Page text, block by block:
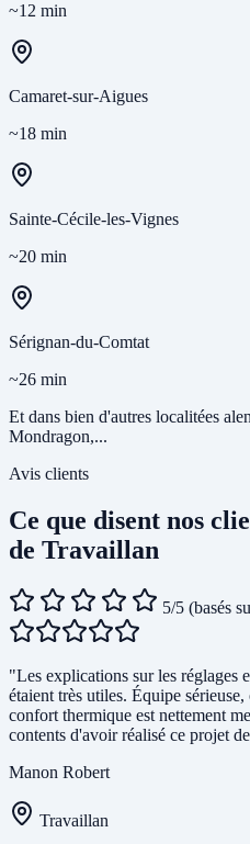
~12 min
Camaret-sur-Aigues
~18 min
Sainte-Cécile-les-Vignes
~20 min
Sérignan-du-Comtat
~26 min
Et dans bien d'autres localitées
Mondragon,...
Avis clients
Ce que disent nos
de Travaillan
5/5 (basés
"Les explications sur les réglages
étaient très utiles. Équipe
confort thermique est nettement
contents d'avoir réalisé ce projet
Manon Robert
Travaillan